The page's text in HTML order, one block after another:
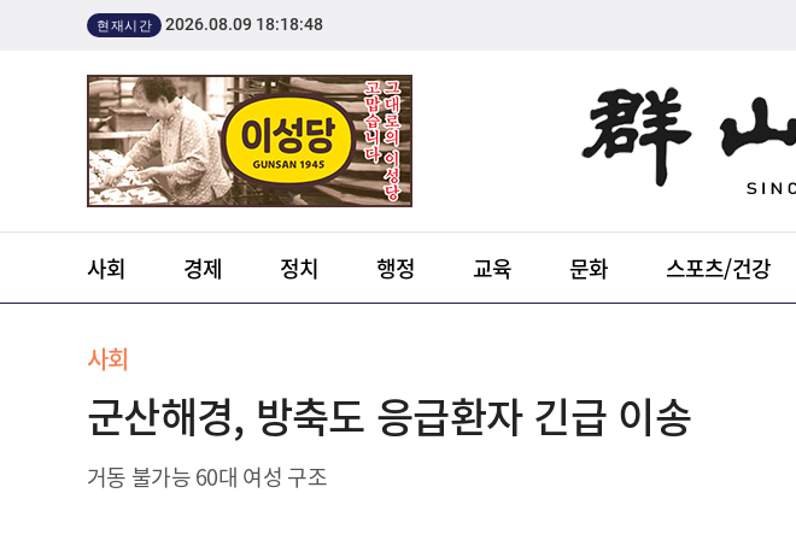
현재시간 2026.08.09 18:18:48
사회 경제 정치 행정 교육 문화 스포츠/건강
사회
군산해경, 방축도 응급환자 긴급 이송
거동 불가능 60대 여성 구조